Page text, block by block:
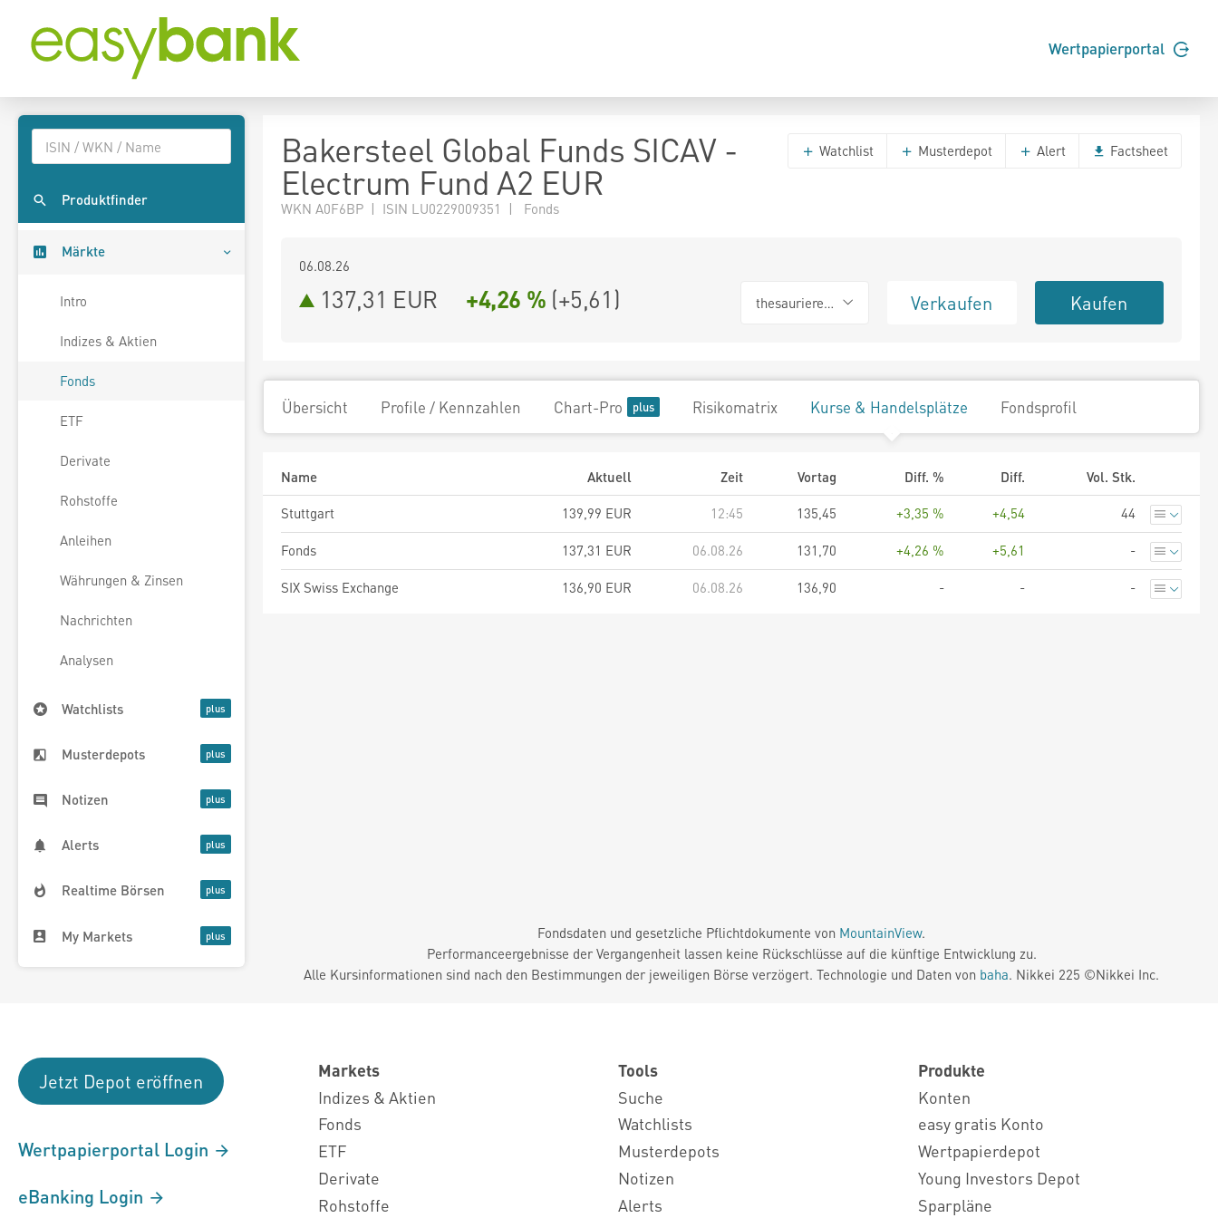
Wertpapierportal
Produktfinder
Märkte
Intro
Indizes & Aktien
Fonds
ETF
Derivate
Rohstoffe
Anleihen
Währungen & Zinsen
Nachrichten
Analysen
Watchlists
Musterdepots
Notizen
Alerts
Realtime Börsen
My Markets
Bakersteel Global Funds SICAV -
Electrum Fund A2 EUR
WKN A0F6BP | ISIN LU0229009351 | Fonds
Watchlist Musterdepot Alert Factsheet
06.08.26
137,31 EUR +4,26 % (+5,61) thesaurierend Verkaufen Kaufen
Übersicht Profile / Kennzahlen Chart-Pro Risikomatrix Kurse & Handelsplätze Fondsprofil
Name Aktuell Zeit Vortag Diff. % Diff.
Vol. Stk.
Stuttgart
139,99 EUR 12:45 135,45 +3,35 % +4,54 44
Fonds 137,31 EUR 06.08.26 131,70 +4,26 % +5,61 -
SIX Swiss Exchange 136,90 EUR 06.08.26 136,90 - - -
Fondsdaten und gesetzliche Pflichtdokumente von MountainView.
Performanceergebnisse der Vergangenheit lassen keine Rückschlüsse auf die künftige Entwicklung zu.
Alle Kursinformationen sind nach den Bestimmungen der jeweiligen Börse verzögert. Technologie und Daten von baha. Nikkei 225 ©Nikkei Inc.
Jetzt Depot eröffnen
Wertpapierportal Login
eBanking Login
Markets
Indizes & Aktien
Fonds
ETF
Derivate
Rohstoffe
Tools
Suche
Watchlists
Musterdepots
Notizen
Alerts
Produkte
Konten
easy gratis Konto
Wertpapierdepot
Young Investors Depot
Sparpläne